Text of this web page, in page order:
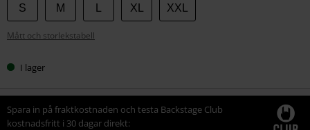
Välj
din
storlek
S M XL XXL
Mått och storlekstabell
I lager
Spara in på fraktkostnaden och testa Backstage Club
kostnadsfritt i 30 dagar direkt: